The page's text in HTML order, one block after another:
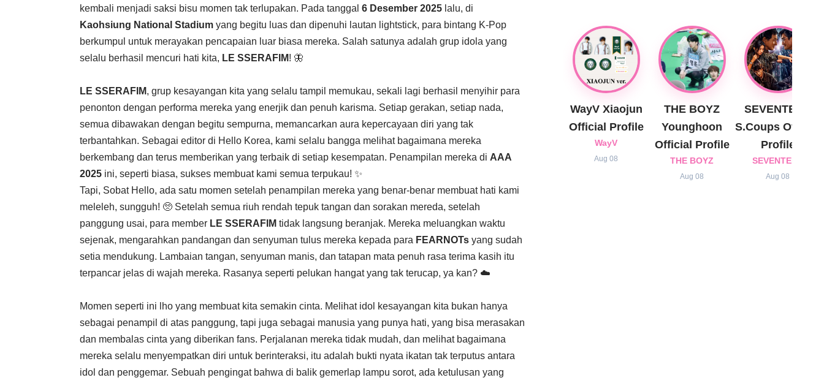
kembali menjadi saksi bisu momen tak terlupakan. Pada tanggal 6 Desember 2025 lalu, di
Kaohsiung National Stadium yang begitu luas dan dipenuhi lautan lightstick, para bintang K-Pop
berkumpul untuk merayakan pencapaian luar biasa mereka. Salah satunya adalah grup idola yang
selalu berhasil mencuri hati kita, LE SSERAFIM! 🦋
LE SSERAFIM, grup kesayangan kita yang selalu tampil memukau, sekali lagi berhasil menyihir para
penonton dengan performa mereka yang enerjik dan penuh karisma. Setiap gerakan, setiap nada,
semua dibawakan dengan begitu sempurna, memancarkan aura kepercayaan diri yang tak
terbantahkan. Sebagai editor di Hello Korea, kami selalu bangga melihat bagaimana mereka
berkembang dan terus memberikan yang terbaik di setiap kesempatan. Penampilan mereka di AAA
2025 ini, seperti biasa, sukses membuat kami semua terpukau! ✨
Tapi, Sobat Hello, ada satu momen setelah penampilan mereka yang benar-benar membuat hati kami
meleleh, sungguh! 🥺 Setelah semua riuh rendah tepuk tangan dan sorakan mereda, setelah
panggung usai, para member LE SSERAFIM tidak langsung beranjak. Mereka meluangkan waktu
sejenak, mengarahkan pandangan dan senyuman tulus mereka kepada para FEARNOTs yang sudah
setia mendukung. Lambaian tangan, senyuman manis, dan tatapan mata penuh rasa terima kasih itu
terpancar jelas di wajah mereka. Rasanya seperti pelukan hangat yang tak terucap, ya kan? ☁️
Momen seperti ini lho yang membuat kita semakin cinta. Melihat idol kesayangan kita bukan hanya
sebagai penampil di atas panggung, tapi juga sebagai manusia yang punya hati, yang bisa merasakan
dan membalas cinta yang diberikan fans. Perjalanan mereka tidak mudah, dan melihat bagaimana
mereka selalu menyempatkan diri untuk berinteraksi, itu adalah bukti nyata ikatan tak terputus antara
idol dan penggemar. Sebuah pengingat bahwa di balik gemerlap lampu sorot, ada ketulusan yang
WayV Xiaojun
Official Profile
WayV
Aug 08
THE BOYZ
Younghoon
Official Profile
THE BOYZ
Aug 08
SEVENTEEN
S.Coups Official
Profile
SEVENTEEN
Aug 08